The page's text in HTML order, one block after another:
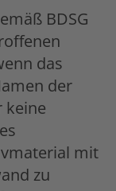
BDSG
das
der
keine
mit
zu